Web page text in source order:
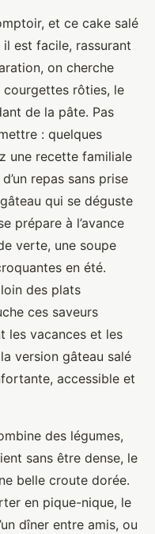
et ce cake salé
est facile, rassurant
on cherche
courgettes rôties, le
de la pâte. Pas
: quelques
une recette familiale
repas sans prise
gâteau qui se déguste
prépare à l’avance
verte, une soupe
en été.
des plats
ces saveurs
les vacances et les
version gâteau salé
accessible et
des légumes,
sans être dense, le
belle croute dorée.
en pique-nique, le
dîner entre amis, ou